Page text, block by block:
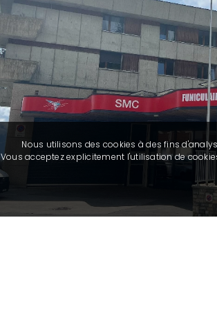
Nous utilisons des cookies à des fins
Vous acceptez explicitement l'utilisation de